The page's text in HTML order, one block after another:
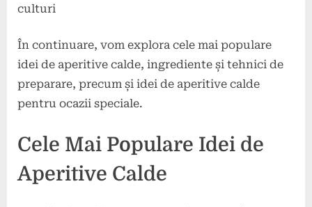
culturi
În continuare, vom explora cele mai populare
idei de aperitive calde, ingrediente și tehnici de
preparare, precum și idei de aperitive calde
pentru ocazii speciale.
Cele Mai Populare Idei de
Aperitive Calde